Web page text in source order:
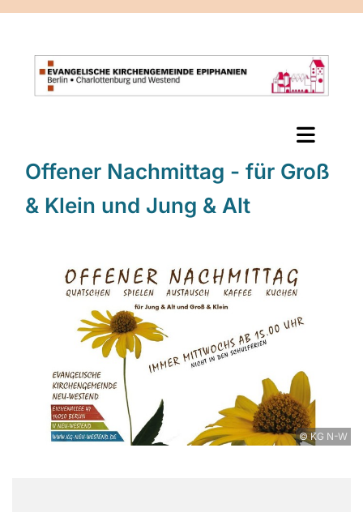
Offener Nachmittag - für Groß
& Klein und Jung & Alt
© KG N-W